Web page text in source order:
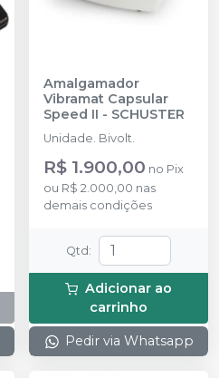
Amalgamador
Vibramat Capsular
Speed II - SCHUSTER
Unidade. Bivolt.
R$ 1.900,00 no Pix
ou R$ 2.000,00 nas
demais condições
Qtd :
Adicionar ao
carrinho
Pedir via Whatsapp